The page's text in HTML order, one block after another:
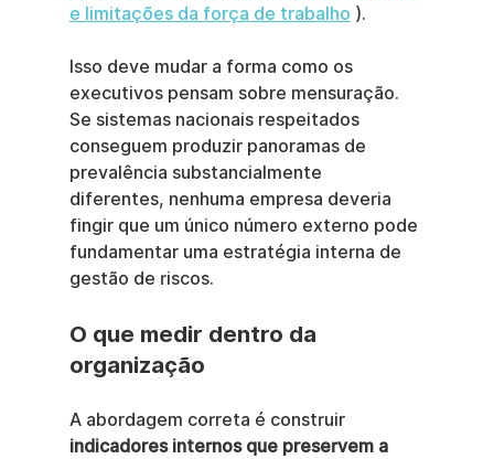
e limitações da força de trabalho ).
Isso deve mudar a forma como os
executivos pensam sobre mensuração.
Se sistemas nacionais respeitados
conseguem produzir panoramas de
prevalência substancialmente
diferentes, nenhuma empresa deveria
fingir que um único número externo pode
fundamentar uma estratégia interna de
gestão de riscos.
O que medir dentro da
organização
A abordagem correta é construir
indicadores internos que preservem a